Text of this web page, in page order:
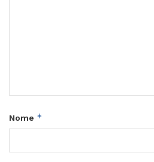
Nome *